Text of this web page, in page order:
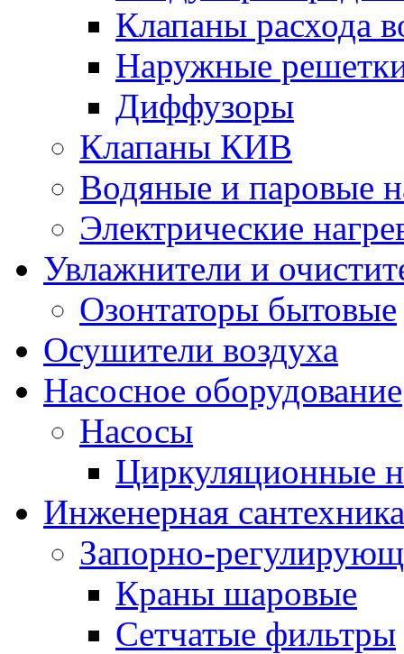
Клапаны расхода
Наружные
Диффузоры
Клапаны КИВ
Водяные и паровые
Электрические
Увлажнители и
Озонтаторы бытовые
Осушители воздуха
Насосное оборудование
Насосы
Циркуляционные
Инженерная сантехника
Запорно-
Краны шаровые
Сетчатые фильтры